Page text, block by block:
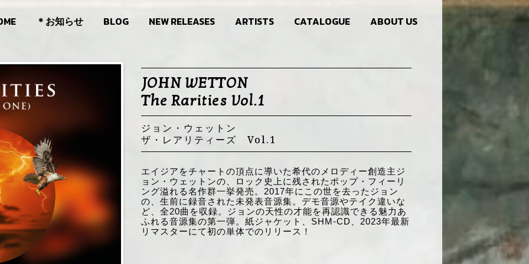
＊お知らせ BLOG NEW RELEASES ARTISTS CATALOGUE ABOUT US
JOHN WETTON
The Rarities Vol.1
ジョン・ウェットン
ザ・レアリティーズ Vol.1
エイジアをチャートの頂点に導いた希代のメロディー創造主ジ
ョン・ウェットンの、ロック史上に残されたポップ・フィーリ
ング溢れる名作群一挙発売。2017年にこの世を去ったジョン
の、生前に録音された未発表音源集。デモ音源やテイク違いな
ど、全20曲を収録。ジョンの天性の才能を再認識できる魅力あ
ふれる音源集の第一弾。紙ジャケット、SHM-CD、2023年最新
リマスターにて初の単体でのリリース！